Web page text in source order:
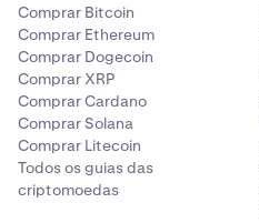
Comprar Bitcoin
Comprar Ethereum
Comprar Dogecoin
Comprar XRP
Comprar Cardano
Comprar Solana
Comprar Litecoin
Todos os guias das
criptomoedas